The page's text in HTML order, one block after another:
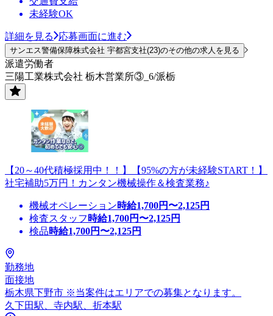
未経験OK
詳細を見る 応募画面に進む
サンエス警備保障株式会社 宇都宮支社(23)のその他の求人を見る
派遣労働者
三陽工業株式会社 栃木営業所③_6/派栃
【20～40代積極採用中！！】【95%の方が未経験START！】
社宅補助5万円！カンタン機械操作＆検査業務♪
機械オペレーション時給1,700円〜2,125円
検査スタッフ 時給1,700円〜2,125円
検品時給1,700円〜2,125円
勤務地
面接地
栃木県下野市 ※当案件はエリアでの募集となります。
久下田駅、寺内駅、折本駅